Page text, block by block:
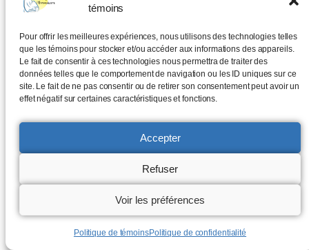
témoins
Pour offrir les meilleures expériences, nous utilisons des technologies telles
que les témoins pour stocker et/ou accéder aux informations des appareils.
Le fait de consentir à ces technologies nous permettra de traiter des
données telles que le comportement de navigation ou les ID uniques sur ce
site. Le fait de ne pas consentir ou de retirer son consentement peut avoir un
effet négatif sur certaines caractéristiques et fonctions.
Accepter
Refuser
Voir les préférences
Politique de témoinsPolitique de confidentialité
© 2025 PAROISSE SAINT-JEAN-L'ÉVANGÉLISTE